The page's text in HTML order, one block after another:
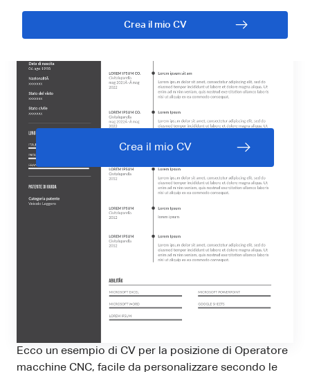
Crea il mio CV
Crea il mio CV
Ecco un esempio di CV per la posizione di Operatore
macchine CNC, facile da personalizzare secondo le